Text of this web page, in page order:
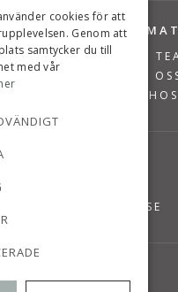
SALU
VÅRT
OM
JOBBA
cookies för att
Genom att
samtycker du till
med vår